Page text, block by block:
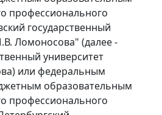
профессионального
государственный
Ломоносова" (далее -
университет
или федеральным
образовательным
профессионального